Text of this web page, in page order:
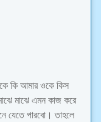
কি আমার ওকে কিস
মাঝে এমন কাজ করে
যেতে পারবো। তাহলে